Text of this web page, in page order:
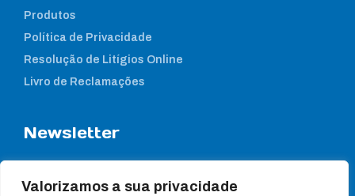
Valorizamos a sua privacidade
Produtos
Política de Privacidade
Resolução de Litígios Online
Livro de Reclamações
Newsletter
notícias